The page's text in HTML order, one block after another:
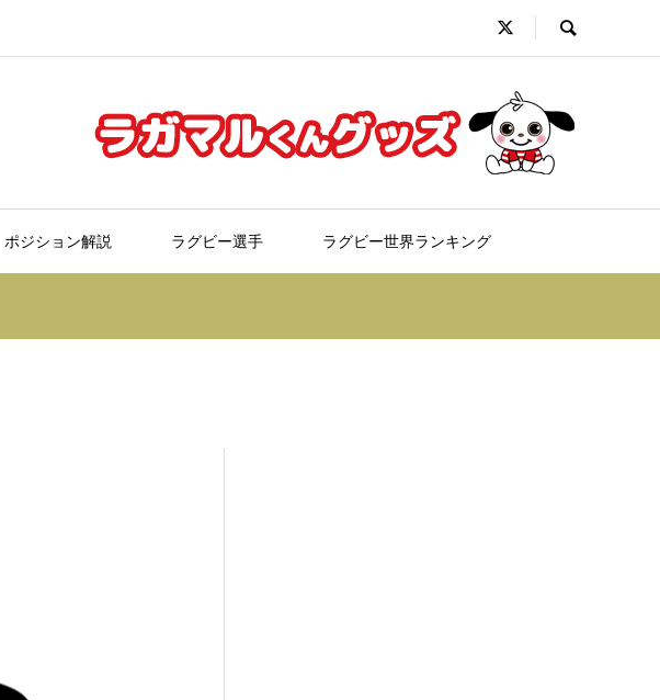
ポジション解説 ラグビー選手 ラグビー世界ランキング